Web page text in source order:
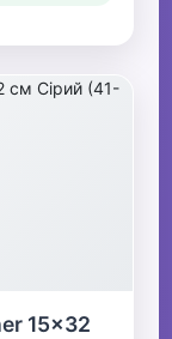
15x32